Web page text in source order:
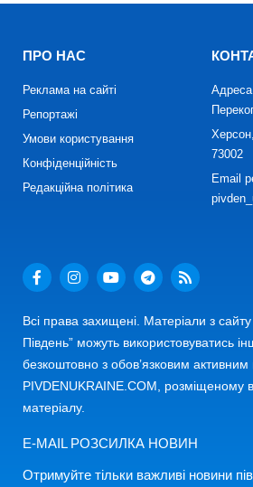
ПРО НАС
Реклама на сайті
Репортажі
Умови користування
Конфіденційність
Редакційна політика
Адреса
73002
Email
Всі права захищені. Матеріали з сайту
Південь” можуть використовуватись
безкоштовно з обов’язковим
PIVDENUKRAINE.COM, розміщеному
матеріалу.
E-MAIL РОЗСИЛКА НОВИН
Отримуйте тільки важливі новини